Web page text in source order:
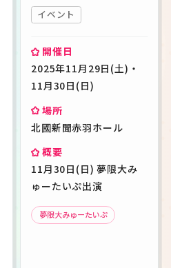
イベント
開催日
2025年11月29日(土)・
11月30日(日)
場所
北國新聞赤羽ホール
概要
11月30日(日) 夢限大み
ゅーたいぷ出演
夢限大みゅーたいぷ